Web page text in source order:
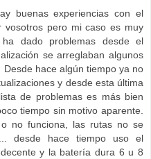
buenas experiencias con el
pero mi caso es muy
dado problemas desde el
se arreglaban algunos
hace algún tiempo ya no
y desde esta última
de problemas es más bien
tiempo sin motivo aparente.
no funciona, las rutas no se
desde hace tiempo uso el
y la batería dura 6 u 8